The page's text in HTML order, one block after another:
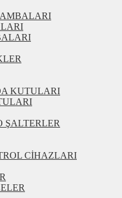
KUTULARI
ŞALTERLER
CİHAZLARI